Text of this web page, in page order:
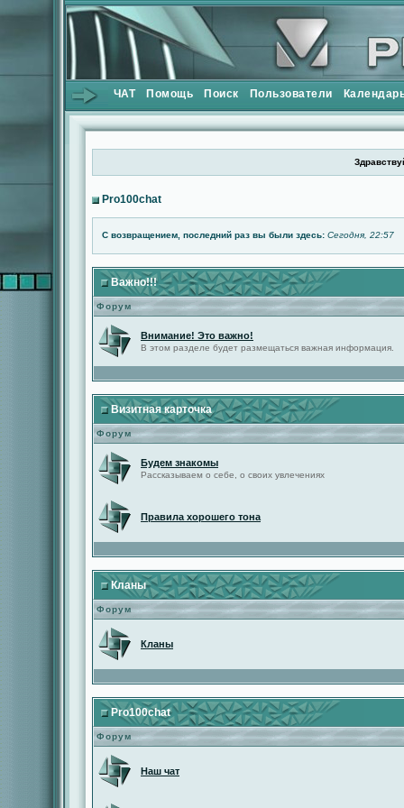
ЧАТ Помощь Поиск Пользователи
Pro100chat
С возвращением, последний раз вы были здесь: Сегодня, 22:57
Важно!!!
Форум
Внимание! Это важно!
В этом разделе будет размещаться важная информация.
Визитная карточка
Форум
Будем знакомы
Рассказываем о себе, о своих увлечениях
Правила хорошего тона
Кланы
Форум
Кланы
Pro100chat
Форум
Наш чат